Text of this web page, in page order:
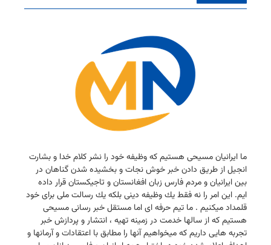
ما ایرانیان مسیحی هستیم كه وظیفه خود را نشر كلام خدا و بشارت
انجیل از طریق دادن خبر خوش نجات و بخشیده شدن گناهان در
بین ایرانیان و مردم فارس زبان افغانستان و تاجیكستان قرار داده
ایم. این امر را نه فقط یك وظیفه دینی بلكه یك رسالت ملی برای خود
قلمداد میكنیم . ما تیم حرفه ای اما مستقل خبر رسانی مسیحی
هستیم كه از سالها خدمت در زمینه تهیه ، انتشار و پردازش خبر
تجربه هایی داریم كه میخواهیم آنها را مطابق با اعتقادات و آرمانها و